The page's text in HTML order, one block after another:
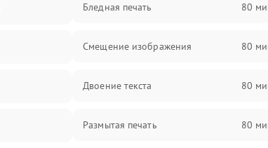
Бледная печать 80
Смещение изображения 80
Двоение текста 80
Размытая печать 80